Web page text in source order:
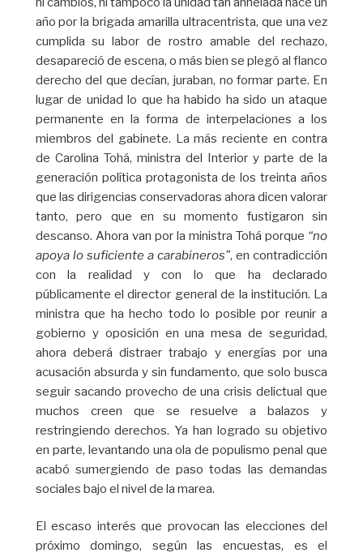
año por la brigada amarilla ultracentrista, que una vez
cumplida su labor de rostro amable del rechazo,
desapareció de escena, o más bien se plegó al flanco
derecho del que decían, juraban, no formar parte. En
lugar de unidad lo que ha habido ha sido un ataque
permanente en la forma de interpelaciones a los
miembros del gabinete. La más reciente en contra
de Carolina Tohá, ministra del Interior y parte de la
generación política protagonista de los treinta años
que las dirigencias conservadoras ahora dicen valorar
tanto, pero que en su momento fustigaron sin
descanso. Ahora van por la ministra Tohá porque “no
apoya lo suficiente a carabineros”, en contradicción
con la realidad y con lo que ha declarado
públicamente el director general de la institución. La
ministra que ha hecho todo lo posible por reunir a
gobierno y oposición en una mesa de seguridad,
ahora deberá distraer trabajo y energías por una
acusación absurda y sin fundamento, que solo busca
seguir sacando provecho de una crisis delictual que
muchos creen que se resuelve a balazos y
restringiendo derechos. Ya han logrado su objetivo
en parte, levantando una ola de populismo penal que
acabó sumergiendo de paso todas las demandas
sociales bajo el nivel de la marea.
El escaso interés que provocan las elecciones del
próximo domingo, según las encuestas, es el